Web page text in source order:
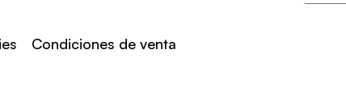
Condiciones de venta